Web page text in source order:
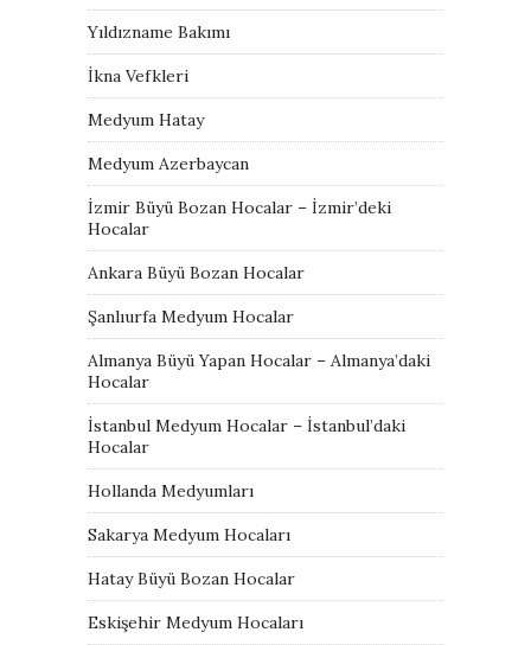
Yıldızname Bakımı
İkna Vefkleri
Medyum Hatay
Medyum Azerbaycan
İzmir Büyü Bozan Hocalar – İzmir’deki
Hocalar
Ankara Büyü Bozan Hocalar
Şanlıurfa Medyum Hocalar
Almanya Büyü Yapan Hocalar – Almanya’daki
Hocalar
İstanbul Medyum Hocalar – İstanbul’daki
Hocalar
Hollanda Medyumları
Sakarya Medyum Hocaları
Hatay Büyü Bozan Hocalar
Eskişehir Medyum Hocaları